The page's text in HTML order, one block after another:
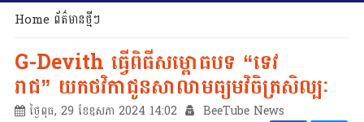
Home ព័ត៌មានថ្មីៗ
G-Devith ធ្វើពិធីសម្ពោធបទ “ទេវ
រាជ” យកថវិកាជូនសាលាមធ្យមវិចិត្រសិល្បៈ
ថ្ងៃពុធ, 29 ខែឧសភា 2024 14:02 BeeTube News